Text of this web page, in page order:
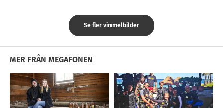
Se fler vimmelbilder
MER FRÅN MEGAFONEN